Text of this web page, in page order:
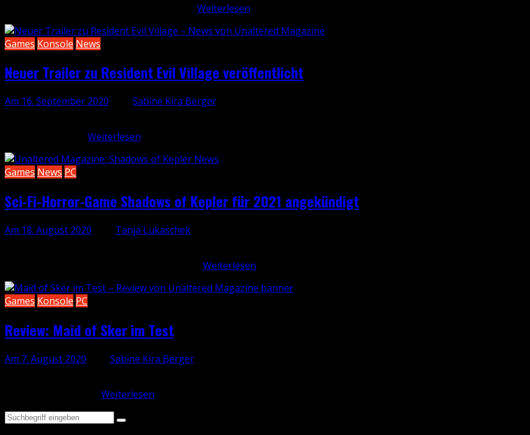
Weiterlesen
Games Konsole News
Neuer Trailer zu Resident Evil Village veröffentlicht
Am 16. September 2020
Sabine Kira Berger
Weiterlesen
Games News PC
Sci-Fi-Horror-Game Shadows of Kepler für 2021 angekündigt
Am 18. August 2020
Tanja Lukaschek
Weiterlesen
Games Konsole PC
Review: Maid of Sker im Test
Am 7. August 2020
Sabine Kira Berger
Weiterlesen